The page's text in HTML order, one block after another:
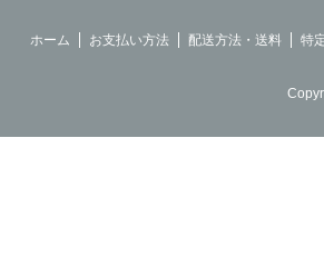
ホーム お支払い方法 配送方法・送料 特